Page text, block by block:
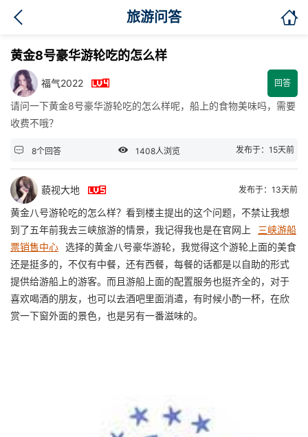
旅游问答 
黄金8号豪华游轮吃的怎么样
福气2022  回答
请问一下黄金8号豪华游轮吃的怎么样呢，船上的食物美味吗，需要
收费不哦？
 8个回答  1408人浏览 发布于：15天前
藐视大地  发布于：13天前
黄金八号游轮吃的怎么样？看到楼主提出的这个问题，不禁让我想
到了五年前我去三峡旅游的情景，我记得我也是在官网上
三峡游船
票销售中心 选择的黄金八号豪华游轮，我觉得这个游轮上面的美食
还是挺多的，不仅有中餐，还有西餐，每餐的话都是以自助的形式
提供给游船上的游客。而且游船上面的配置服务也挺齐全的，对于
喜欢喝酒的朋友，也可以去酒吧里面消遣，有时候小酌一杯，在欣
赏一下窗外面的景色，也是另有一番滋味的。